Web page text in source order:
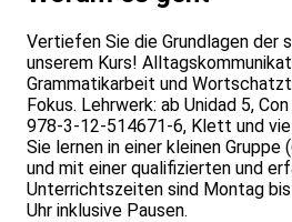
Vertiefen Sie die Grundlagen der
unserem Kurs!
Grammatikarbeit und
Fokus. Lehrwerk: ab Unidad 5,
978-3-12-514671-6, Klett und
Sie lernen in einer kleinen Gruppe
und mit einer qualifizierten und
Unterrichtszeiten sind Montag
Uhr inklusive Pausen.